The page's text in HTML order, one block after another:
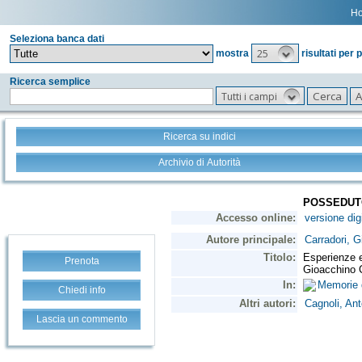
Seleziona banca dati
mostra
25 risultati per
Ricerca semplice
Tutti i campi
Ricerca su indici
Archivio di Autorità
Prenota
Chiedi info
Lascia un commento